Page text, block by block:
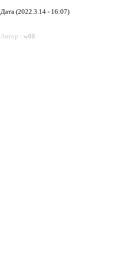
Дата (2022.3.14 - 16:07)
Автор : w08